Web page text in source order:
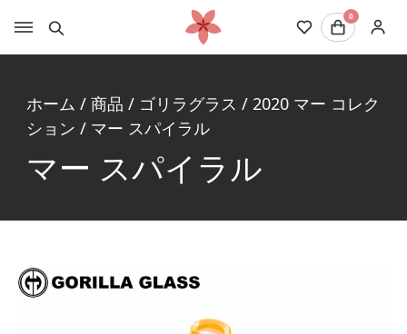
0
ホーム / 商品 / ゴリラグラス / 2020 マー コレク
ション / マー スパイラル
マー スパイラル